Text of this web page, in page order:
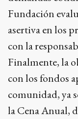
Fundación
asertiva en los
con la
Finalmente, la
con los fondos
comunidad, ya
la Cena Anual,